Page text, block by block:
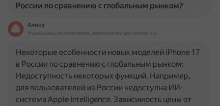
России по сравнению с глобальным рынком?
Алиса
На основе источников, возможны неточности
Некоторые особенности новых моделей iPhone 17
в России по сравнению с глобальным рынком:
Недоступность некоторых функций. Например,
для пользователей из России недоступна ИИ-
система Apple Intelligence. Зависимость цены от